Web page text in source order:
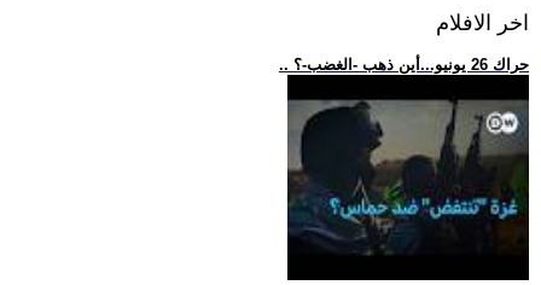
اخر الافلام
.. حراك 26 يونيو...أين ذهب -الغضب-؟